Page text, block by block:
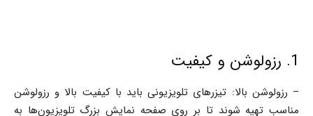
1. رزولوشن و کیفیت
– رزولوشن بالا: تیزرهای تلویزیونی باید با کیفیت بالا و رزولوشن
مناسب تهیه شوند تا بر روی صفحه نمایش بزرگ تلویزیون‌ها به